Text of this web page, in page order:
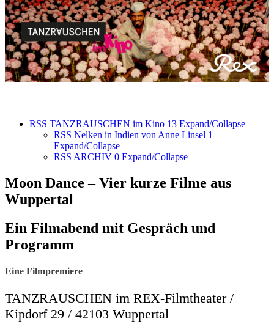
RSS TANZRAUSCHEN im Kino 13 Expand/Collapse
RSS Nelken in Indien von Anne Linsel 1
Expand/Collapse
RSS ARCHIV 0 Expand/Collapse
Moon Dance – Vier kurze Filme aus
Wuppertal
Ein Filmabend mit Gespräch und
Programm
Eine Filmpremiere
TANZRAUSCHEN im REX-Filmtheater /
Kipdorf 29 / 42103 Wuppertal